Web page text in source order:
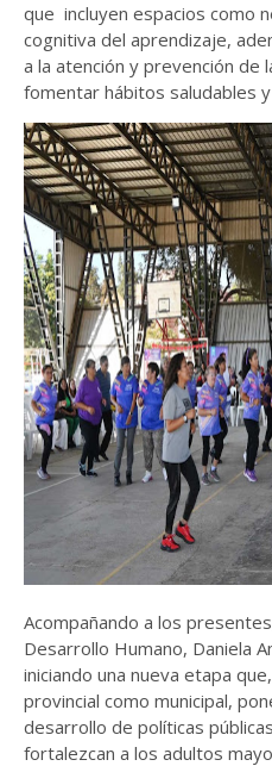
que incluyen espacios como
cognitiva del aprendizaje,
a la atención y prevención de
fomentar hábitos saludables
Acompañando a los
Desarrollo Humano, Daniela
iniciando una nueva etapa
provincial como municipal,
desarrollo de políticas
fortalezcan a los adultos